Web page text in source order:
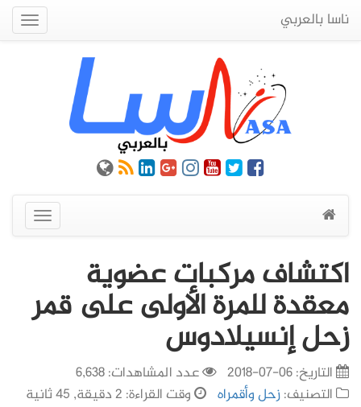
ناسا بالعربي
عرض
القائمة
اكتشاف مركبات عضوية
معقدة للمرة الأولى على قمر
زحل إنسيلادوس
التاريخ:06-07-2018
عدد المشاهدات: 6,638
التصنيف:زحل وأقمراه وقت القراءة: 2 دقيقة, 45 ثانية